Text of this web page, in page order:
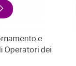
e
Operatori dei